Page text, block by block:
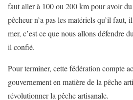
faut aller à 100 ou 200 km pour avoir
pêcheur n’a pas les matériels qu’il faut,
mer, c’est ce que nous allons défendre
il confié.
Pour terminer, cette fédération compte
gouvernement en matière de la pêche
révolutionner la pêche artisanale.